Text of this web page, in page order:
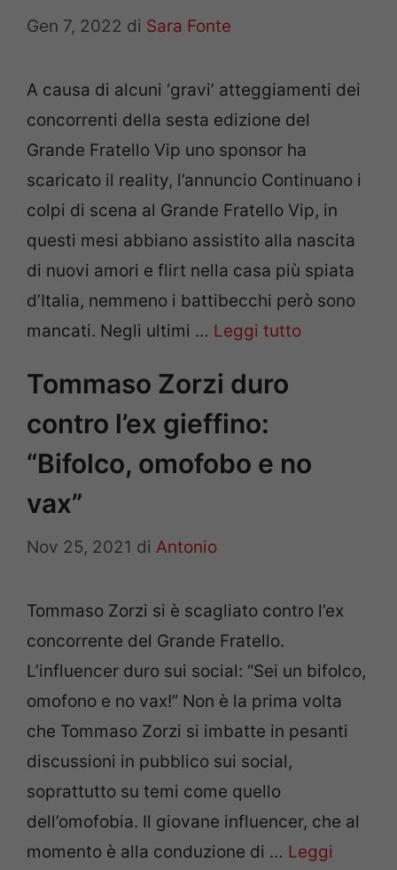
Gen 7, 2022 di Sara Fonte
A causa di alcuni ‘gravi’ atteggiamenti dei
concorrenti della sesta edizione del
Grande Fratello Vip uno sponsor ha
scaricato il reality, l’annuncio Continuano i
colpi di scena al Grande Fratello Vip, in
questi mesi abbiano assistito alla nascita
di nuovi amori e flirt nella casa più spiata
d’Italia, nemmeno i battibecchi però sono
mancati. Negli ultimi … Leggi tutto
Tommaso Zorzi duro
contro l’ex gieffino:
“Bifolco, omofobo e no
vax”
Nov 25, 2021 di Antonio
Tommaso Zorzi si è scagliato contro l’ex
concorrente del Grande Fratello.
L’influencer duro sui social: “Sei un bifolco,
omofono e no vax!” Non è la prima volta
che Tommaso Zorzi si imbatte in pesanti
discussioni in pubblico sui social,
soprattutto su temi come quello
dell’omofobia. Il giovane influencer, che al
momento è alla conduzione di … Leggi